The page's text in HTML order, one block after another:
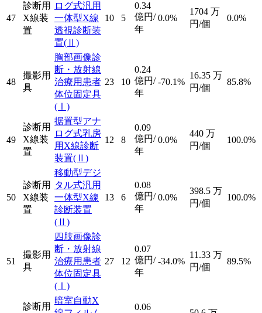
47
診断用
X線装
置
ログ式汎用
一体型X線
透視診断装
置(Ⅱ)
10 5
0.34
億円/
年
0.0%
1704 万
円/個
0.0%
48
撮影用
具
胸部画像診
断・放射線
治療用患者
体位固定具
(Ⅰ)
23 10
0.24
億円/
年
-70.1%
16.35 万
円/個
85.8%
49
診断用
X線装
置
据置型アナ
ログ式乳房
用X線診断
装置(Ⅱ)
12 8
0.09
億円/
年
0.0%
440 万
円/個
100.0%
50
診断用
X線装
置
移動型デジ
タル式汎用
一体型X線
診断装置
(Ⅱ)
13 6
0.08
億円/
年
0.0%
398.5 万
円/個
100.0%
51
撮影用
具
四肢画像診
断・放射線
治療用患者
体位固定具
(Ⅰ)
27 12
0.07
億円/
年
-34.0%
11.33 万
円/個
89.5%
診断用
暗室自動X
0.06